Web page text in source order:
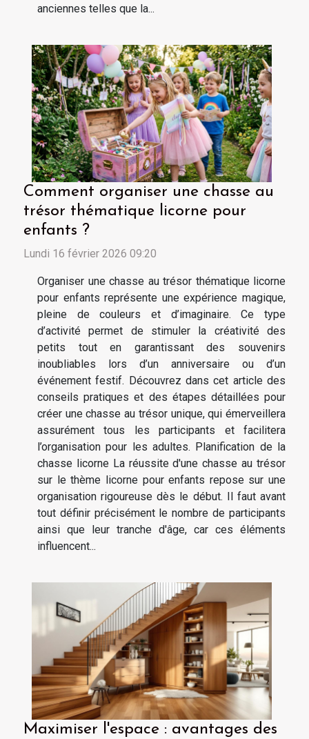
anciennes telles que la...
Comment organiser une chasse au
trésor thématique licorne pour
enfants ?
Lundi 16 février 2026 09:20
Organiser une chasse au trésor thématique licorne
pour enfants représente une expérience magique,
pleine de couleurs et d’imaginaire. Ce type
d’activité permet de stimuler la créativité des
petits tout en garantissant des souvenirs
inoubliables lors d’un anniversaire ou d’un
événement festif. Découvrez dans cet article des
conseils pratiques et des étapes détaillées pour
créer une chasse au trésor unique, qui émerveillera
assurément tous les participants et facilitera
l’organisation pour les adultes. Planification de la
chasse licorne La réussite d'une chasse au trésor
sur le thème licorne pour enfants repose sur une
organisation rigoureuse dès le début. Il faut avant
tout définir précisément le nombre de participants
ainsi que leur tranche d'âge, car ces éléments
influencent...
Maximiser l'espace : avantages des